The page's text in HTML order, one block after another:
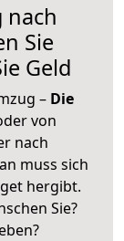
nach
Sie
Geld
– Die
von
nach
muss sich
hergibt.
Sie?